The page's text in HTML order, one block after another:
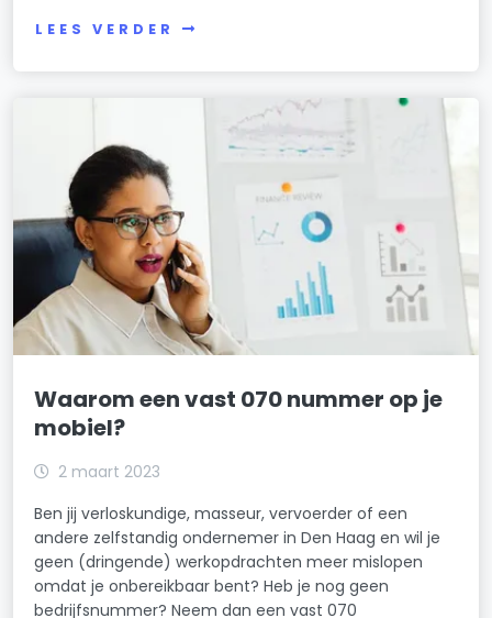
LEES VERDER
Waarom een vast 070 nummer op je
mobiel?
2 maart 2023
Ben jij verloskundige, masseur, vervoerder of een
andere zelfstandig ondernemer in Den Haag en wil je
geen (dringende) werkopdrachten meer mislopen
omdat je onbereikbaar bent? Heb je nog geen
bedrijfsnummer? Neem dan een vast 070